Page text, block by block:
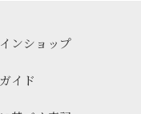
ンショップ
イド